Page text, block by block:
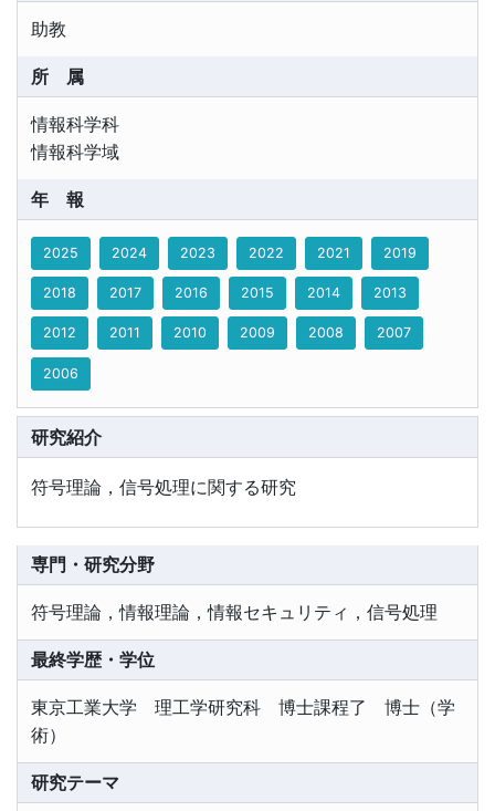
助教
所属
情報科学科
情報科学域
年報
2025 2024 2023 2022 2021 2019
2018 2017 2016 2015 2014 2013
2012 2011 2010 2009 2008 2007
2006
研究紹介
符号理論，信号処理に関する研究
専門・研究分野
符号理論，情報理論，情報セキュリティ，信号処理
最終学歴・学位
東京工業大学 理工学研究科 博士課程了 博士（学
術）
研究テーマ